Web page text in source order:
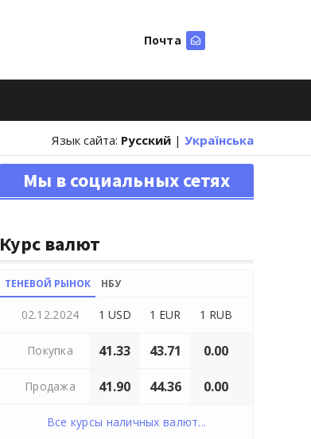
Почта
Язык сайта: Русский | Українська
Мы в социальных сетях
Курс валют
ТЕНЕВОЙ РЫНОК НБУ
02.12.2024 1 USD 1 EUR 1 RUB
Покупка 41.33 43.71 0.00
Продажа 41.90 44.36 0.00
Все курсы наличных валют...